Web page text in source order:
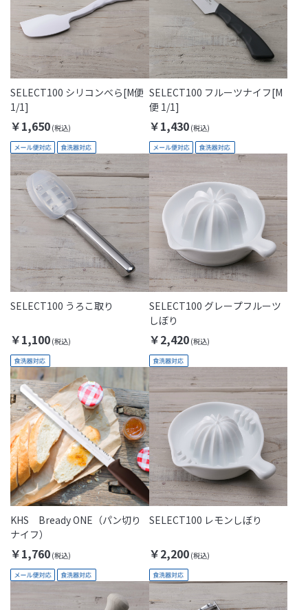
SELECT100 シリコンべら[M便
1/1]
￥1,650
SELECT100 フルーツナイフ[M
便 1/1]
￥1,430
SELECT100 うろこ取り
￥1,100
SELECT100 グレープフルーツ
しぼり
￥2,420
KHS Bready ONE（パン切り
ナイフ）
￥1,760
SELECT100 レモンしぼり
￥2,200